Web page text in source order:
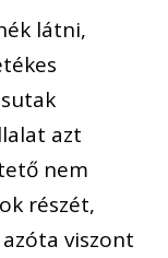
látni,
azt
nem
részét,
viszont